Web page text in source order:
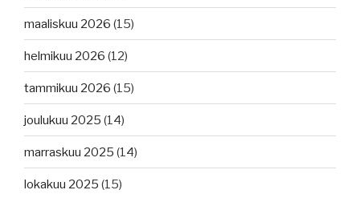
maaliskuu 2026 (15)
helmikuu 2026 (12)
tammikuu 2026 (15)
joulukuu 2025 (14)
marraskuu 2025 (14)
lokakuu 2025 (15)